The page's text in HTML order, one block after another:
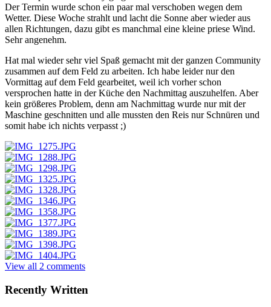
Der Termin wurde schon ein paar mal verschoben wegen dem
Wetter. Diese Woche strahlt und lacht die Sonne aber wieder aus
allen Richtungen, dazu gibt es manchmal eine kleine priese Wind.
Sehr angenehm.
Hat mal wieder sehr viel Spaß gemacht mit der ganzen Community
zusammen auf dem Feld zu arbeiten. Ich habe leider nur den
Vormittag auf dem Feld gearbeitet, weil ich vorher schon
versprochen hatte in der Küche den Nachmittag auszuhelfen. Aber
kein größeres Problem, denn am Nachmittag wurde nur mit der
Maschine geschnitten und alle mussten den Reis nur Schnüren und
somit habe ich nichts verpasst ;)
View all 2 comments
Recently Written